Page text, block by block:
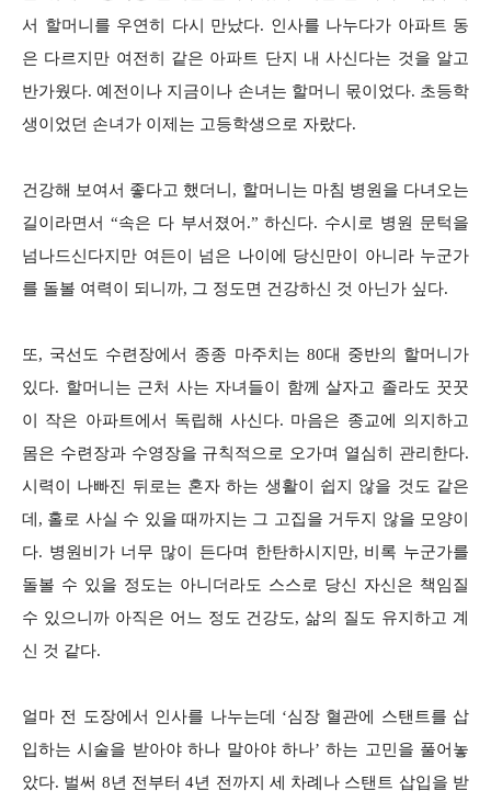
서 할머니를 우연히 다시 만났다. 인사를 나누다가 아파트 동
은 다르지만 여전히 같은 아파트 단지 내 사신다는 것을 알고
반가웠다. 예전이나 지금이나 손녀는 할머니 몫이었다. 초등학
생이었던 손녀가 이제는 고등학생으로 자랐다.
건강해 보여서 좋다고 했더니, 할머니는 마침 병원을 다녀오는
길이라면서 “속은 다 부서졌어.” 하신다. 수시로 병원 문턱을
넘나드신다지만 여든이 넘은 나이에 당신만이 아니라 누군가
를 돌볼 여력이 되니까, 그 정도면 건강하신 것 아닌가 싶다.
또, 국선도 수련장에서 종종 마주치는 80대 중반의 할머니가
있다. 할머니는 근처 사는 자녀들이 함께 살자고 졸라도 꿋꿋
이 작은 아파트에서 독립해 사신다. 마음은 종교에 의지하고
몸은 수련장과 수영장을 규칙적으로 오가며 열심히 관리한다.
시력이 나빠진 뒤로는 혼자 하는 생활이 쉽지 않을 것도 같은
데, 홀로 사실 수 있을 때까지는 그 고집을 거두지 않을 모양이
다. 병원비가 너무 많이 든다며 한탄하시지만, 비록 누군가를
돌볼 수 있을 정도는 아니더라도 스스로 당신 자신은 책임질
수 있으니까 아직은 어느 정도 건강도, 삶의 질도 유지하고 계
신 것 같다.
얼마 전 도장에서 인사를 나누는데 ‘심장 혈관에 스탠트를 삽
입하는 시술을 받아야 하나 말아야 하나’ 하는 고민을 풀어놓
았다. 벌써 8년 전부터 4년 전까지 세 차례나 스탠트 삽입을 받